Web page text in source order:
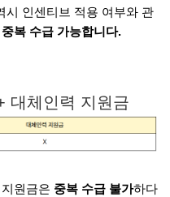
시 인센티브 적용 여부와 관
복 수급 가능합니다.
대체인력 지원금
원금은 중복 수급 불가하다